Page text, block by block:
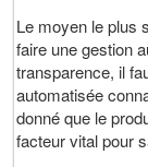
Le moyen le plus
faire une gestion
transparence, il
automatisée
donné que le
facteur vital pour